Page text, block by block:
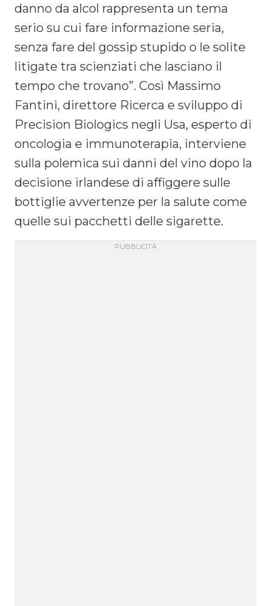
danno da alcol rappresenta un tema
serio su cui fare informazione seria,
senza fare del gossip stupido o le solite
litigate tra scienziati che lasciano il
tempo che trovano”. Così Massimo
Fantini, direttore Ricerca e sviluppo di
Precision Biologics negli Usa, esperto di
oncologia e immunoterapia, interviene
sulla polemica sui danni del vino dopo la
decisione irlandese di affiggere sulle
bottiglie avvertenze per la salute come
quelle sui pacchetti delle sigarette.